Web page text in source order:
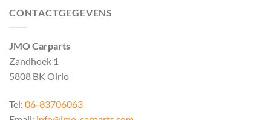
CONTACTGEGEVENS
JMO Carparts
Zandhoek 1
5808 BK Oirlo
Tel: 06-83706063